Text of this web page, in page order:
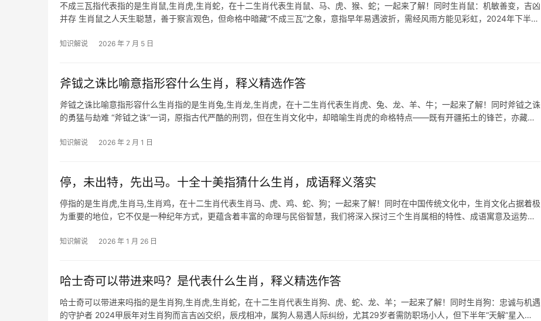
不成三瓦指代表指的是生肖鼠,生肖虎,生肖蛇，在十二生肖代表生肖鼠、马、虎、猴、蛇；一起来了解！同时生肖鼠：机敏善变，吉凶
并存 生肖鼠之人天生聪慧，善于察言观色，但命格中暗藏“不成三瓦”之象，意指早年易遇波折，需经风雨方能见彩虹，2024年下半
知识解说 2026 年 7 月 5 日
斧钺之诛比喻意指形容什么生肖，释义精选作答
斧钺之诛比喻意指形容什么生肖指的是生肖兔,生肖龙,生肖虎，在十二生肖代表生肖虎、兔、龙、羊、牛；一起来了解！同时斧钺之诛
的勇猛与劫难 “斧钺之诛”一词，原指古代严酷的刑罚，但在生肖文化中，却暗喻生肖虎的命格特点——既有开疆拓土的锋芒，亦藏刀
知识解说 2026 年 2 月 1 日
停，未出特，先出马。十全十美指猜什么生肖，成语释义落实
停指的是生肖虎,生肖马,生肖鸡，在十二生肖代表生肖马、虎、鸡、蛇、狗；一起来了解！同时在中国传统文化中，生肖文化占据着极
为重要的地位，它不仅是一种纪年方式，更蕴含着丰富的命理与民俗智慧，我们将深入探讨三个生肖属相的特性、成语寓意及运势建
知识解说 2026 年 1 月 26 日
哈士奇可以带进来吗？是代表什么生肖，释义精选作答
哈士奇可以带进来吗指的是生肖狗,生肖虎,生肖蛇，在十二生肖代表生肖狗、虎、蛇、龙、羊；一起来了解！同时生肖狗：忠诚与机遇
的守护者 2024甲辰年对生肖狗而言吉凶交织，辰戌相冲，属狗人易遇人际纠纷，尤其29岁者需防职场小人，但下半年“天解”星入